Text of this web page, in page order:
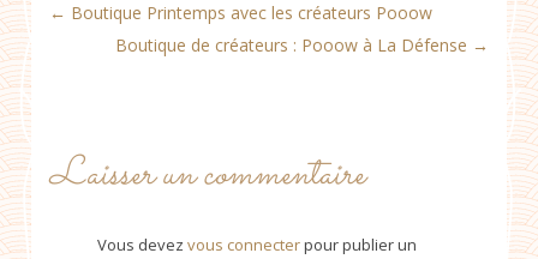
← Boutique Printemps avec les créateurs Pooow
Boutique de créateurs : Pooow à La Défense →
Laisser un commentaire
Vous devez vous connecterpour publier un